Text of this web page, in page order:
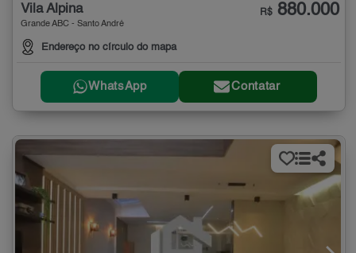
Vila Alpina
Grande ABC - Santo André
Endereço no círculo do mapa
R$ 880.000
WhatsApp Contatar